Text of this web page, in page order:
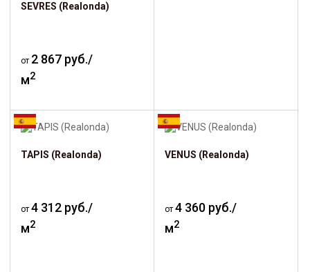
SEVRES (Realonda)
от 2 867 руб./
м2
TAPIS (Realonda)
от 4 312 руб./
м2
VENUS (Realonda)
от 4 360 руб./
м2